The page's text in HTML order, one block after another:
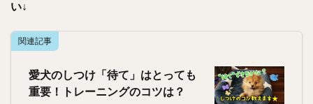
い↓
関連記事
愛犬のしつけ「待て」はとっても
重要！トレーニングのコツは？